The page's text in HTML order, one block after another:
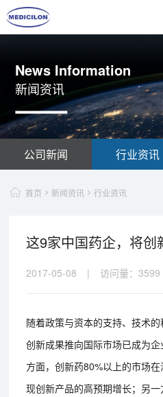
News Information
新闻资讯
公司新闻 行业资讯
首页 新闻资讯 行业资讯
这9家中国药企，将创
2017-05-08 | 访问量：3599
随着政策与资本的支持、技术
创新成果推向国际市场已成为
方面，创新药80%以上的市场
现创新产品的高预期增长；另